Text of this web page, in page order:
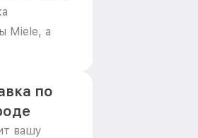
Miele, а
по
вашу